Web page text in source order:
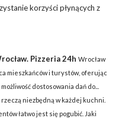
korzyści płynących z
Pizzeria 24h Wrocław
mieszkańców i turystów, oferując
dostosowania dań do...
niezbędną w każdej kuchni.
łatwo jest się pogubić. Jaki